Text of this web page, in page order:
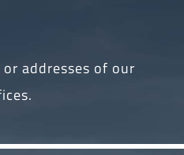
addresses of our